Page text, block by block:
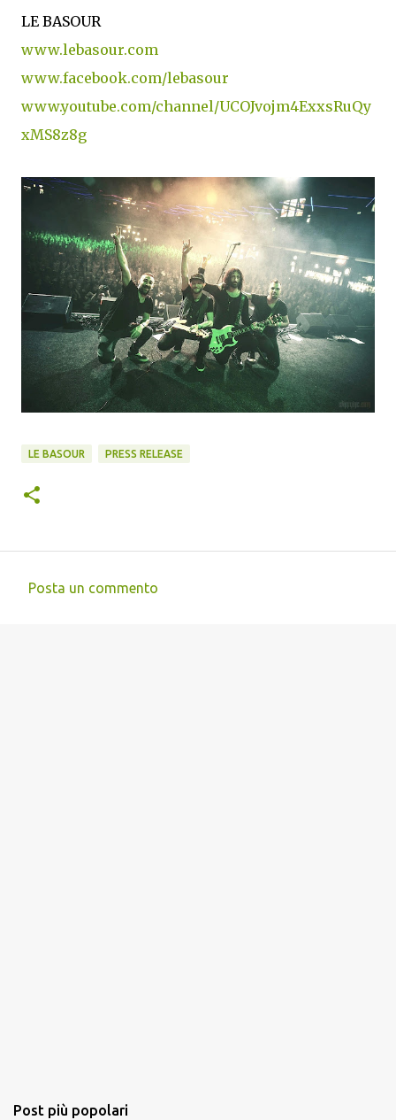
LE BASOUR
www.lebasour.com
www.facebook.com/lebasour
www.youtube.com/channel/UCOJvojm4ExxsRuQy
xMS8z8g
LE BASOUR PRESS RELEASE
Posta un commento
Post più popolari